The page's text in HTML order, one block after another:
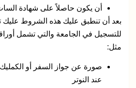
أن يكون حاصلاً على شهادة
بعد أن تنطبق عليك هذه الشروط عليك
للتسجيل في الجامعة والتي تشمل
مثل:
صورة عن جواز السفر أو
عند النوتر